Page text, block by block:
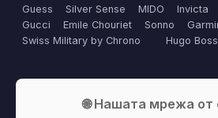
Guess
Silver Sense MIDO Invicta
Gucci
Emile Chouriet Sonno
Swiss Military by Chrono
Hugo Boss
🌐 Нашата мрежа от